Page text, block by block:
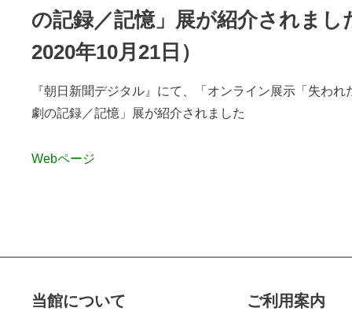
の記録／記憶」展が紹介されまし
2020年10月21日）
『朝日新聞デジタル』にて、「オンライン展示「失わ
劇の記録／記憶」展が紹介されました
Webページ
当館について
ご利用案内